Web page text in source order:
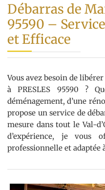
Débarras de
95590 –
et Efficace
Vous avez besoin de
à PRESLES 95590 ?
déménagement, d’une
propose un service de
mesure dans tout le Val-
d’expérience, je vous
professionnelle et adaptée